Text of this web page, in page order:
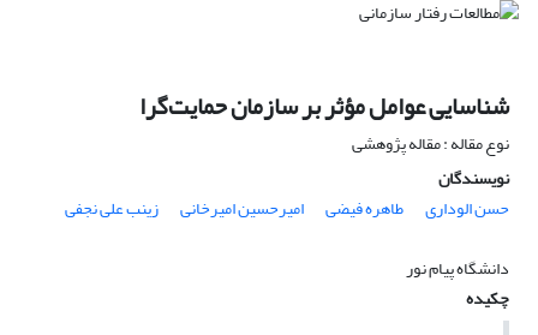
شناسایی عوامل مؤثر بر سازمان حمایت‌گرا
نوع مقاله : مقاله پژوهشی
نویسندگان
حسن الوداری
طاهره فیضی امیرحسین امیرخانی
زینب علی نجفی
دانشگاه پیام نور
چکیده